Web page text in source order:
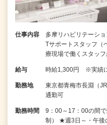
仕事内容
多摩リハビリテーシ
Tサポートスタッフ（
療現場で働くスタッ
給与 時給1,300円 ※実績
勤務地
東京都青梅市長淵（
通勤可
勤務時間
9：00～17：00の間
制） ★週3日～・午